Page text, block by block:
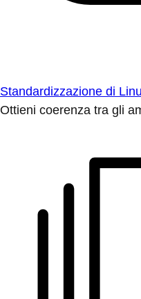
Standardizzazione di
Ottieni coerenza tra gli